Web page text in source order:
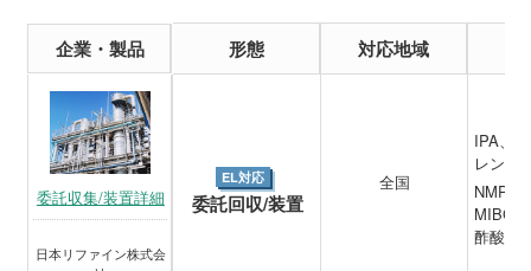
企業・製品 形態 対応地域
委託収集/装置詳細
日本リファイン株式会
EL対応
委託回収/装置
全国
IPA、
レン、
NMP、
MIBC
酢酸ブ